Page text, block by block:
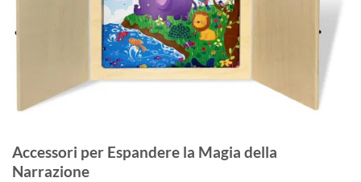
Accessori per Espandere la Magia della
Narrazione